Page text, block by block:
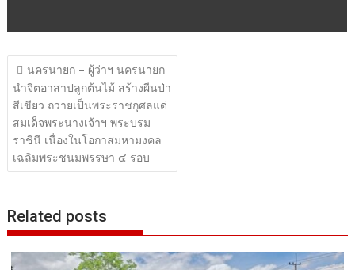
แนะแนว
เรื่อง
นครนายก – ผู้ว่าฯ นครนายก
นำจิตอาสาปลูกต้นไม้ สร้างผืนป่า
สีเขียว ถวายเป็นพระราชกุศลแด่
สมเด็จพระนางเจ้าฯ พระบรม
ราชินี เนื่องในโอกาสมหามงคล
เฉลิมพระชนมพรรษา ๔ รอบ
Related posts